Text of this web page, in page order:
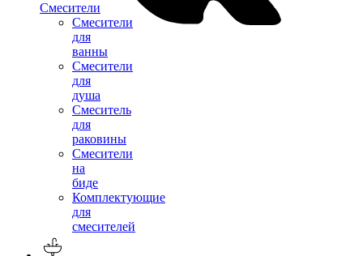
Смесители
Смесители
для
ванны
Смесители
для
душа
Смеситель
для
раковины
Смесители
на
биде
Комплектующие
для
смесителей